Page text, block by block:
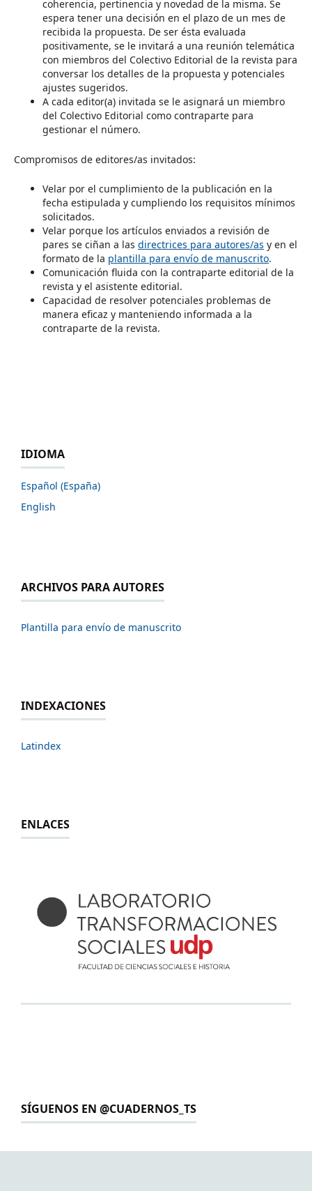
coherencia, pertinencia y novedad de la misma. Se
espera tener una decisión en el plazo de un mes de
recibida la propuesta. De ser ésta evaluada
positivamente, se le invitará a una reunión telemática
con miembros del Colectivo Editorial de la revista para
conversar los detalles de la propuesta y potenciales
ajustes sugeridos.
A cada editor(a) invitada se le asignará un miembro
del Colectivo Editorial como contraparte para
gestionar el número.
Compromisos de editores/as invitados:
Velar por el cumplimiento de la publicación en la
fecha estipulada y cumpliendo los requisitos mínimos
solicitados.
Velar porque los artículos enviados a revisión de
pares se ciñan a las directrices para autores/as y en el
formato de la plantilla para envío de manuscrito.
Comunicación fluida con la contraparte editorial de la
revista y el asistente editorial.
Capacidad de resolver potenciales problemas de
manera eficaz y manteniendo informada a la
contraparte de la revista.
IDIOMA
Español (España)
English
ARCHIVOS PARA AUTORES
Plantilla para envío de manuscrito
INDEXACIONES
Latindex
ENLACES
SÍGUENOS EN @CUADERNOS_TS